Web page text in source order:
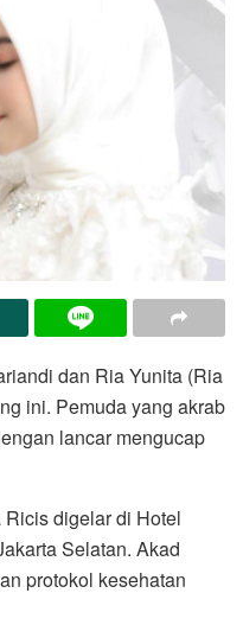
dan Ria Yunita (Ria
ini. Pemuda yang akrab
lancar mengucap
digelar di Hotel
Selatan. Akad
protokol kesehatan